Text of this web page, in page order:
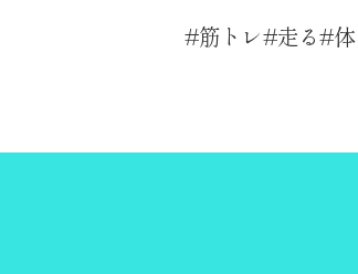
筋トレ 走る